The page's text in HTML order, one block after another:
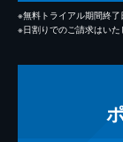
※無料トライアル期間終了
※日割りでのご請求はいた